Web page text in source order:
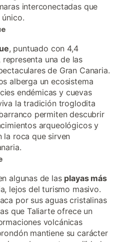
interconectadas que
, puntuado con 4,4
una de las
de Gran Canaria.
alberga un ecosistema
endémicas y cuevas
la tradición troglodita
permiten descubrir
arqueológicos y
la roca que sirven
algunas de las playas más
lejos del turismo masivo.
por sus aguas cristalinas
que Taliarte ofrece un
volcánicas
mantiene su carácter